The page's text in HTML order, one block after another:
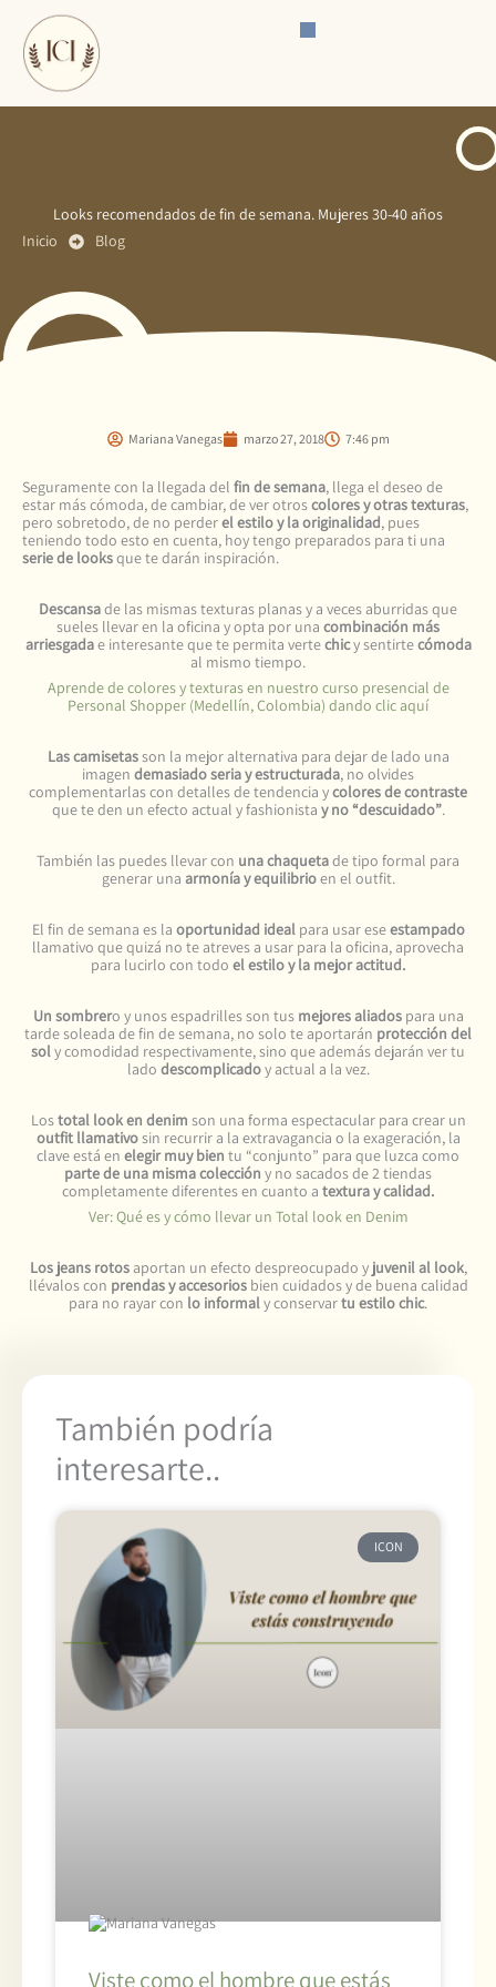
contenido
Looks recomendados de fin de semana. Mujeres 30-40 años
Inicio
Blog
Mariana Vanegas marzo 27, 2018 7:46 pm
Seguramente con la llegada del fin de semana, llega el deseo de
estar más cómoda, de cambiar, de ver otroscolores y otras texturas,
pero sobretodo, de no perderel estilo y la originalidad, pues
teniendo todo esto en cuenta, hoy tengo preparados para ti una
serie de looksque te darán inspiración.
Descansade las mismas texturas planas y a veces aburridas que
sueles llevar en la oficina y opta por una combinación más
arriesgadae interesante que te permita vertechicy sentirtecómoda
al mismo tiempo.
Aprende de colores y texturas en nuestro curso presencial de
Personal Shopper (Medellín, Colombia) dando clic aquí
Las camisetasson la mejor alternativa para dejar de lado una
imagen demasiado seria y estructurada, no olvides
complementarlas con detalles de tendencia ycolores de contraste
que te den un efecto actual y fashionista y no “descuidado”.
También las puedes llevar con una chaquetade tipo formal para
generar una armonía y equilibrioen el outfit.
El fin de semana es la oportunidad idealpara usar eseestampado
llamativo que quizá no te atreves a usar para la oficina, aprovecha
para lucirlo con todo el estilo y la mejor actitud.
Un sombrero y unos espadrilles son tusmejores aliadospara una
tarde soleada de fin de semana, no solo te aportarán protección del
soly comodidad respectivamente, sino que además dejarán ver tu
lado descomplicadoy actual a la vez.
Lostotal look en denim son una forma espectacular para crear un
outfit llamativosin recurrir a la extravagancia o la exageración, la
clave está en elegir muy bien tu “conjunto” para que luzca como
parte de una misma colección y no sacados de 2 tiendas
completamente diferentes en cuanto a textura y calidad.
Ver: Qué es y cómo llevar un Total look en Denim
Los jeans rotosaportan un efecto despreocupado y juvenil al look,
llévalos con prendas y accesoriosbien cuidados y de buena calidad
para no rayar con lo informaly conservartu estilo chic.
También podría
interesarte..
ICON
Viste como el hombre que estás